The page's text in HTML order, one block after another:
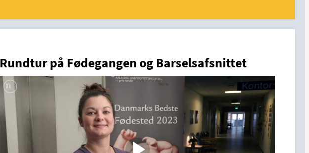
Rundtur på Fødegangen og Barselsafsnittet